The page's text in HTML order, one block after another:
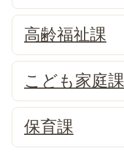
高齢福祉課
こども家庭課
保育課